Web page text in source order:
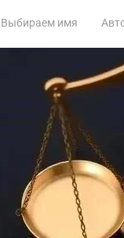
Выбираем имя